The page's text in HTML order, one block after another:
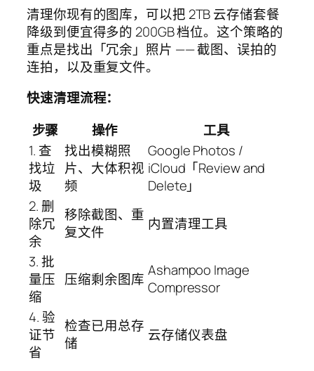
清理你现有的图库，可以把 2TB 云存储套餐
降级到便宜得多的 200GB 档位。这个策略的
重点是找出「冗余」照片 —— 截图、误拍的
连拍，以及重复文件。
快速清理流程：
步骤
操作
工具
1. 查
找垃
圾
找出模糊照
片、大体积视
频
Google Photos /
iCloud「Review and
Delete」
2. 删
除冗
余
移除截图、重
复文件
内置清理工具
3. 批
量压
缩
压缩剩余图库 Ashampoo Image
Compressor
4. 验
证节
省
检查已用总存
储
云存储仪表盘